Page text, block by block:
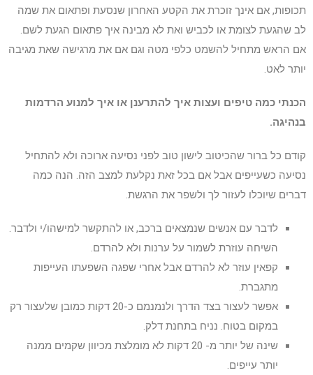
תכופות, אם אינך זוכרת את הקטע האחרון שנסעת ופתאום את שמה
לב שהגעת לצומת או לכביש ואת לא מבינה איך פתאום הגעת לשם.
אם הראש מתחיל להשמט כלפי מטה וגם אם את מרגישה שאת מגיבה
יותר לאט.
הכנתי כמה טיפים ועצות איך להתרענן או איך למנוע הרדמות
בנהיגה.
קודם כל ברור שהכיטוב לישון טוב לפני נסיעה ארוכה ולא להתחיל
נסיעה כשעייפים אבל אם בכל זאת נקלעת למצב הזה. הנה כמה
דברים שיוכלו לעזור לך ולשפר את הרגשת.
לדבר עם אנשים שנמצאים ברכב, או להתקשר למישהו/י ולדבר.
השיחה עוזרת לשמור על ערנות ולא להרדם.
קפאין עוזר לא להרדם אבל אחרי שפגה השפעתו העייפות
מתגברת.
אפשר לעצור בצד הדרך ולנמנמם כ-20 דקות כמובן שלעצור רק
במקום בטוח. נניח בתחנת דלק.
שינה של יותר מ- 20 דקות לא מומלצת מכיוון שקמים ממנה
יותר עייפים.